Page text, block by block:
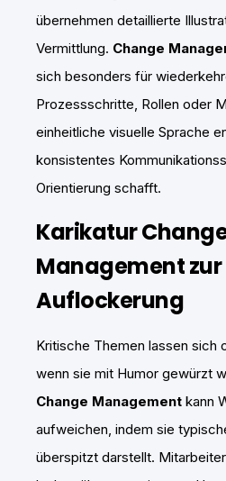
übernehmen detaillierte
Vermittlung. Change
sich besonders für
Prozessschritte, Rollen oder
einheitliche visuelle Sprache
konsistentes
Orientierung schafft.
Karikatur
Management
Auflockerung
Kritische Themen lassen sich
wenn sie mit Humor gewürzt
Change Management kann
aufweichen, indem sie
überspitzt darstellt.